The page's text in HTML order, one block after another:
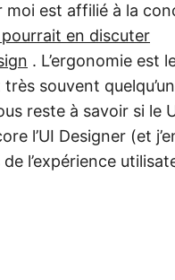
moi est affilié à la
pourrait en discuter
. L’ergonomie est
souvent quelqu’un
reste à savoir si le
l’UI Designer (et
l’expérience